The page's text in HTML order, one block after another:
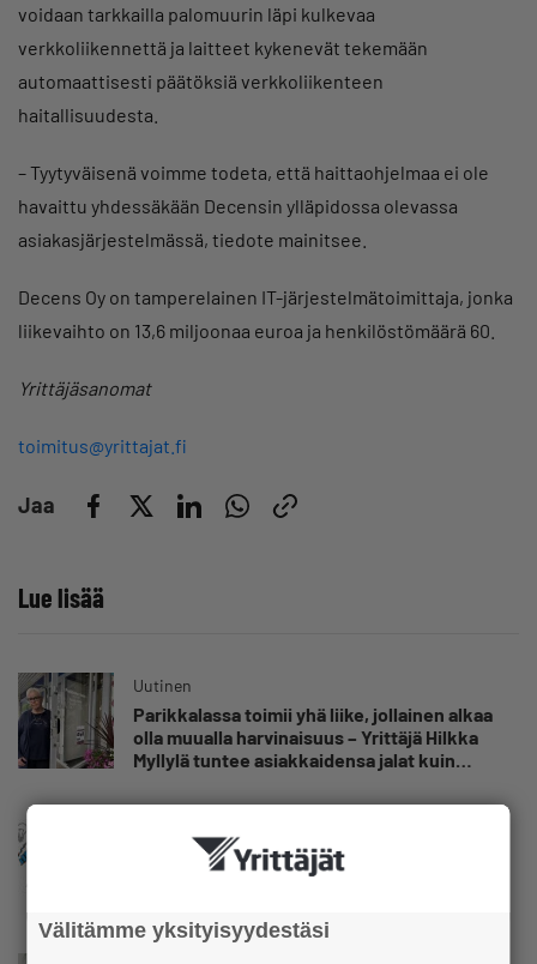
voidaan tarkkailla palomuurin läpi kulkevaa
verkkoliikennettä ja laitteet kykenevät tekemään
automaattisesti päätöksiä verkkoliikenteen
haitallisuudesta.
– Tyytyväisenä voimme todeta, että haittaohjelmaa ei ole
havaittu yhdessäkään Decensin ylläpidossa olevassa
asiakasjärjestelmässä, tiedote mainitsee.
Decens Oy on tamperelainen IT-järjestelmätoimittaja, jonka
liikevaihto on 13,6 miljoonaa euroa ja henkilöstömäärä 60.
Yrittäjäsanomat
toimitus@yrittajat.fi
Jaa
Lue lisää
Uutinen
Parikkalassa toimii yhä liike, jollainen alkaa
olla muualla harvinaisuus – Yrittäjä Hilkka
Myllylä tuntee asiakkaidensa jalat kuin
Nämä yritykset nousivat AAA-luokkaan –
Välitämme yksityisyydestäsi